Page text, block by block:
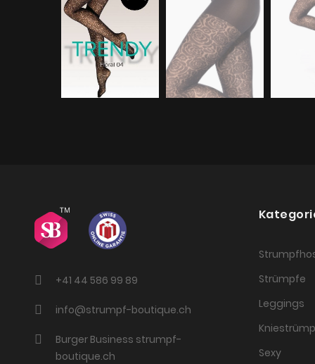
+41 44 586 99 89
info@strumpf-boutique.ch
Burger Business strumpf-
boutique.ch
Strümpfe
Leggings
Sexy